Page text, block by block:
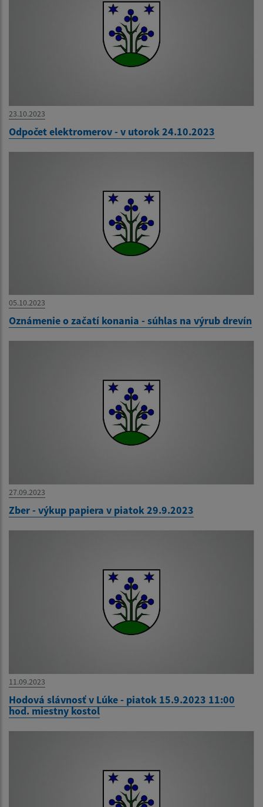
23.10.2023
Odpočet elektromerov - v utorok 24.10.2023
05.10.2023
Oznámenie o začatí konania - súhlas na výrub drevín
27.09.2023
Zber - výkup papiera v piatok 29.9.2023
11.09.2023
Hodová slávnosť v Lúke - piatok 15.9.2023 11:00
hod. miestny kostol